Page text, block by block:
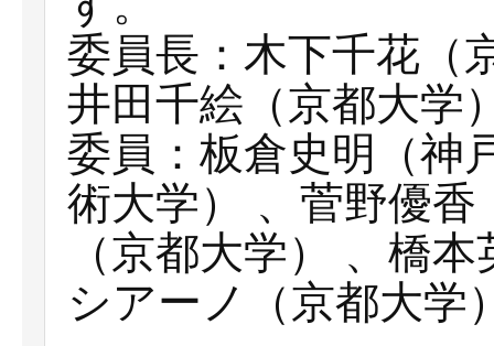
委員長：木下千花（
井田千絵（京都大学
委員：板倉史明（神
術大学） 、菅野優
（京都大学） 、橋
シアーノ（京都大学